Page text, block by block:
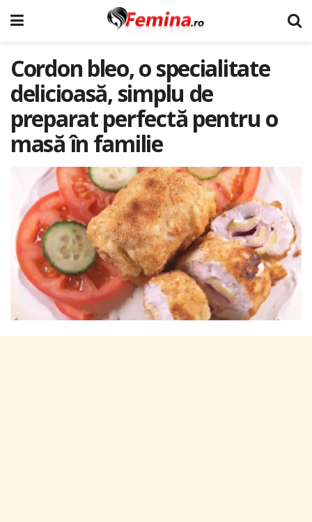
Cordon bleo, o specialitate
delicioasă, simplu de
preparat perfectă pentru o
masă în familie